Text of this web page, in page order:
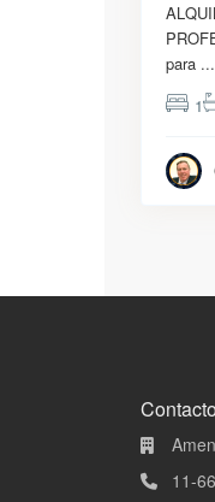
para ...
1
Contacto
11-